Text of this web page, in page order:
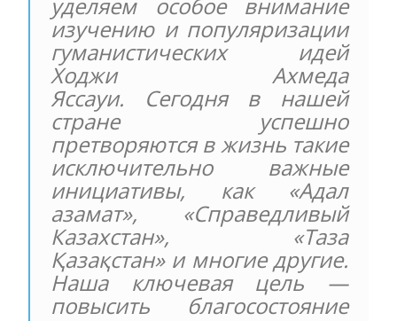
уделяем особое внимание
изучению и популяризации
гуманистических идей
Ходжи Ахмеда
Яссауи. Сегодня в нашей
стране успешно
претворяются в жизнь такие
исключительно важные
инициативы, как «Адал
азамат», «Справедливый
Казахстан», «Таза
Қазақстан» и многие другие.
Наша ключевая цель —
повысить благосостояние